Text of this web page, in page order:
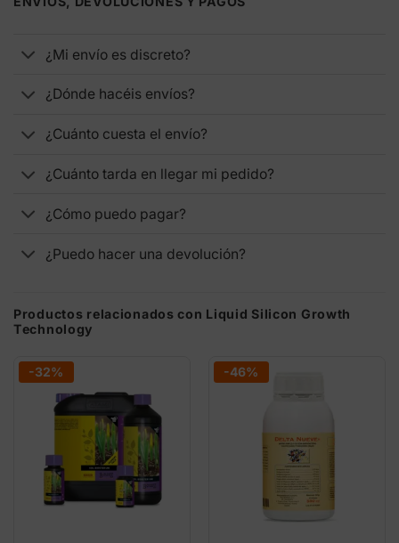
¿Mi envío es discreto?
¿Dónde hacéis envíos?
¿Cuánto cuesta el envío?
¿Cuánto tarda en llegar mi pedido?
¿Cómo puedo pagar?
¿Puedo hacer una devolución?
Productos relacionados con Liquid Silicon Growth
Technology
-32% -46%